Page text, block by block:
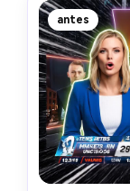
antes